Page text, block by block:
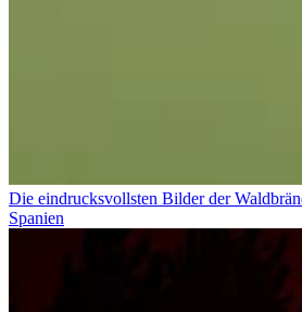
Die eindrucksvollsten Bilder der
Spanien